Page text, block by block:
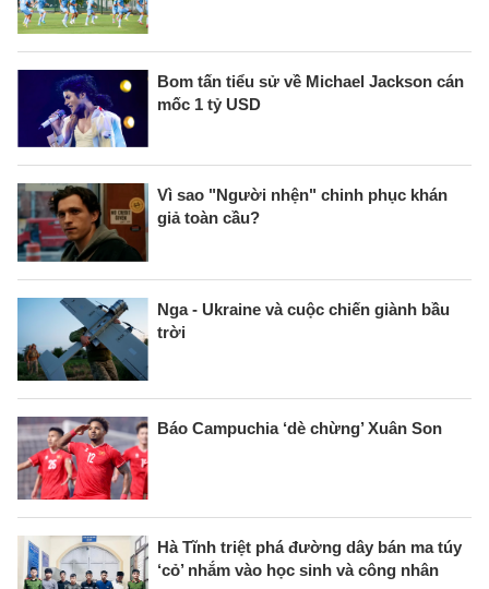
Bom tấn tiểu sử về Michael Jackson cán
mốc 1 tỷ USD
Vì sao "Người nhện" chinh phục khán
giả toàn cầu?
Nga - Ukraine và cuộc chiến giành bầu
trời
Báo Campuchia ‘dè chừng’ Xuân Son
Hà Tĩnh triệt phá đường dây bán ma túy
‘cỏ’ nhắm vào học sinh và công nhân